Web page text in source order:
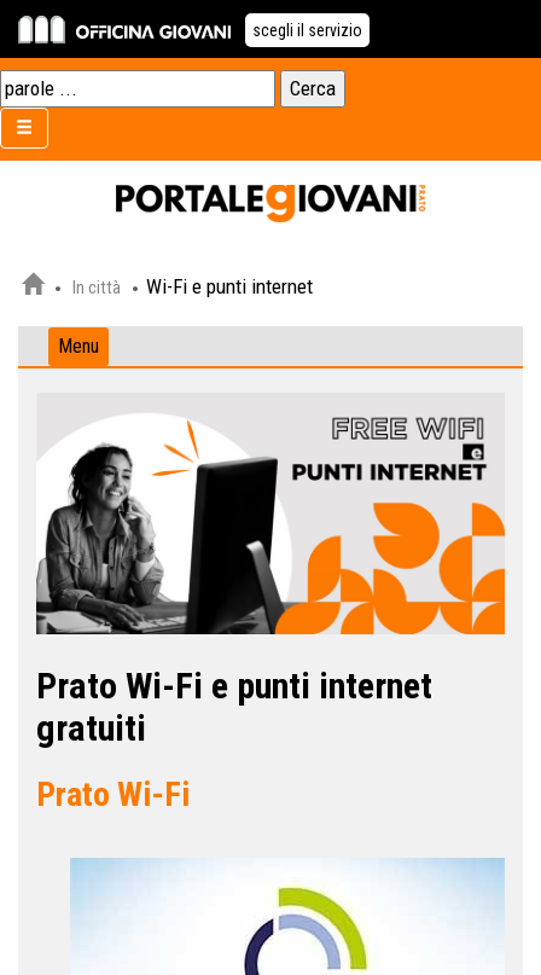
scegli il servizio
In città Wi-Fi e punti internet
Menu
Prato Wi-Fi e punti internet
gratuiti
Prato Wi-Fi